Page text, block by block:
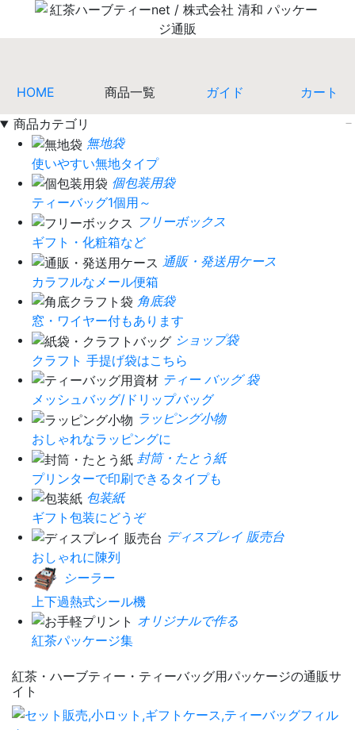
HOME 商品一覧 ガイド
カート
商品カテゴリ
無地袋
使いやすい無地タイプ
個包装用袋
ティーバッグ1個用～
フリーボックス
ギフト・化粧箱など
通販・発送用ケース
カラフルなメール便箱
角底袋
窓・ワイヤー付もあります
ショップ袋
クラフト 手提げ袋はこちら
ティー バッグ 袋
メッシュバッグ/ドリップバッグ
ラッピング小物
おしゃれなラッピングに
封筒・たとう紙
プリンターで印刷できるタイプも
包装紙
ギフト包装にどうぞ
ディスプレイ 販売台
おしゃれに陳列
シーラー
上下過熱式シール機
オリジナルで作る
紅茶パッケージ集
紅茶・ハーブティー・ティーバッグ用パッケージの通販サ
イト